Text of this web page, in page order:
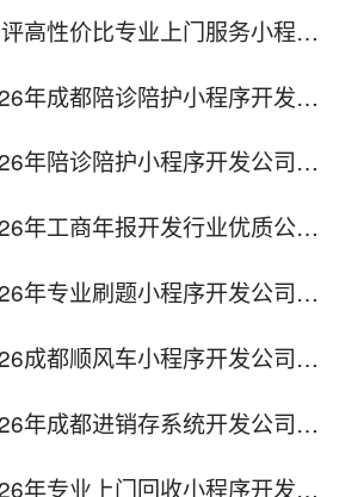
价比专业上门服务小程序开发公司榜单
陪诊陪护小程序开发公司专业度测评报告
诊陪护小程序开发公司实力测评报告
工商年报开发行业优质公司推荐榜单
业刷题小程序开发公司综合实力排行
顺风车小程序开发公司权威测评推荐指南
都进销存系统开发公司实力测评推荐榜单
业上门回收小程序开发公司实力排名榜单